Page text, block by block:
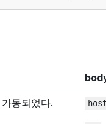
동되었다.